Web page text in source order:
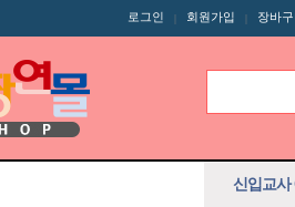
로그인 | 회원가입 | 장바
신입교